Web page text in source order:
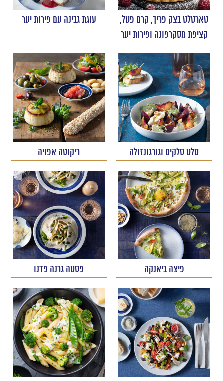
טארטלט בצק פריך, קרם פטל,
קציפת מסקרפונה ופירות יער
עוגת גבינה עם פירות יער
סלט סלקים וגורגונזולה ריקוטה אפויה
פיצה ביאנקה פסטה גרנה פדנו